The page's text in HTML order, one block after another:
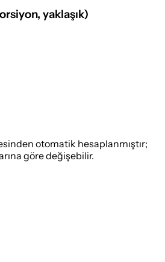
, yaklaşık)
otomatik hesaplanmıştır;
göre değişebilir.